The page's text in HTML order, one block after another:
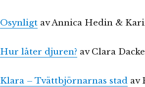
Osynligtav Annica Hedin &
Hur låter djuren? av Clara
Klara – Tvättbjörnarnas stadav